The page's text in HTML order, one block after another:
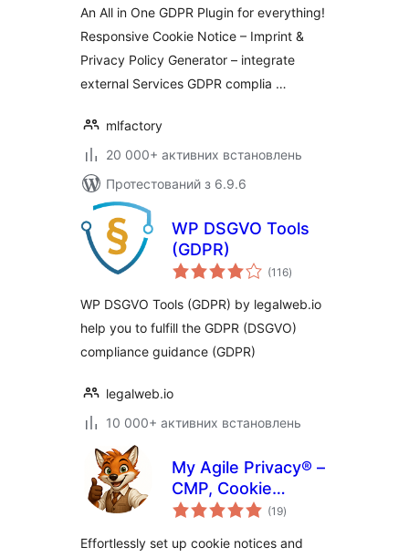
An All in One GDPR Plugin for everything!
Responsive Cookie Notice – Imprint &
Privacy Policy Generator – integrate
external Services GDPR complia …
mlfactory
20 000+ активних встановлень
Протестований з 6.9.6
WP DSGVO Tools
(GDPR)
(116загальний
рейтинг
)
WP DSGVO Tools (GDPR) by legalweb.io
help you to fulfill the GDPR (DSGVO)
compliance guidance (GDPR)
legalweb.io
10 000+ активних встановлень
My Agile Privacy® –
CMP, Cookie
Consent & Privacy
(19загальний
рейтинг
)
Effortlessly set up cookie notices and